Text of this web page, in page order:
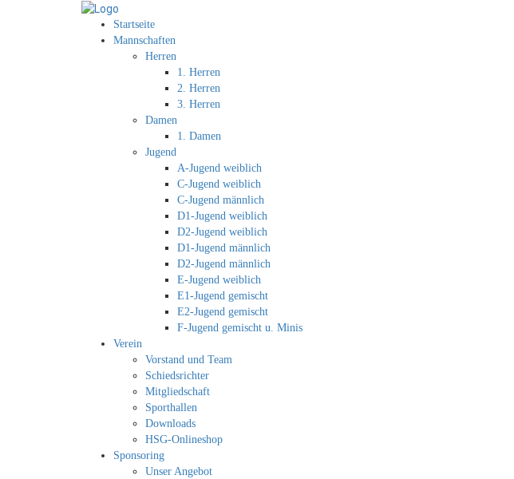
Startseite
Mannschaften
Herren
1. Herren
2. Herren
3. Herren
Damen
1. Damen
Jugend
A-Jugend weiblich
C-Jugend weiblich
C-Jugend männlich
D1-Jugend weiblich
D2-Jugend weiblich
D1-Jugend männlich
D2-Jugend männlich
E-Jugend weiblich
E1-Jugend gemischt
E2-Jugend gemischt
F-Jugend gemischt u. Minis
Verein
Vorstand und Team
Schiedsrichter
Mitgliedschaft
Sporthallen
Downloads
HSG-Onlineshop
Sponsoring
Unser Angebot